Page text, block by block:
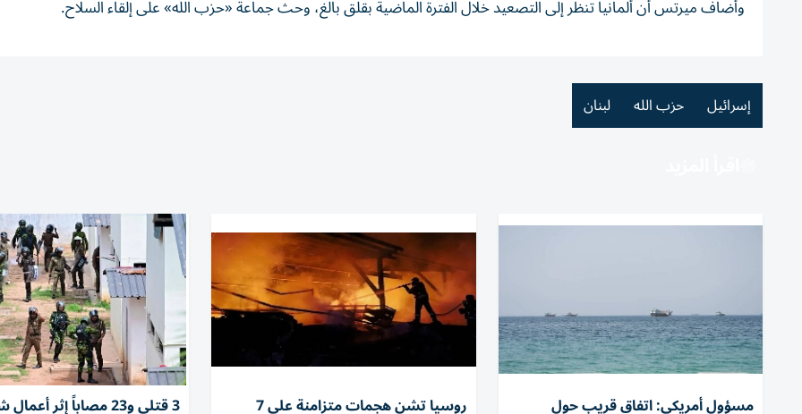
وأضاف ميرتس ​أن ‌ألمانيا ‌تنظر إلى التصعيد خلال ‌الفترة الماضية بقلق ‌بالغ، ⁠وحث ‌جماعة «حزب الله» ⁠على ​إلقاء السلاح.
إسرائيل حزب الله لبنان
مسؤول أمريكي: اتفاق قريب حول روسيا تشن هجمات متزامنة على 7 3 قتلى و23 مصاباً إثر